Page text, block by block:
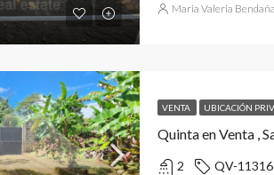
Maria Valeria Bendaña
VENTA UBICACIÓN
Quinta en Venta ,
2 QV-11316